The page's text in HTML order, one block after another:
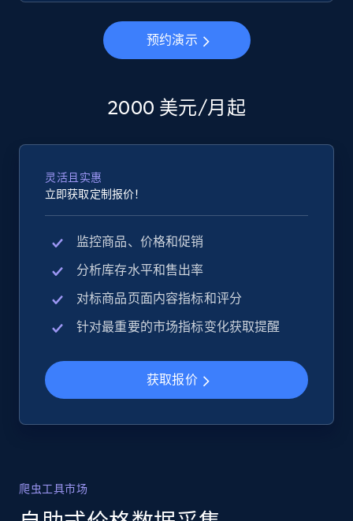
预约演示
2000 美元/月起
灵活且实惠
立即获取定制报价！
监控商品、价格和促销
分析库存水平和售出率
对标商品页面内容指标和评分
针对最重要的市场指标变化获取提醒
获取报价
爬虫工具市场